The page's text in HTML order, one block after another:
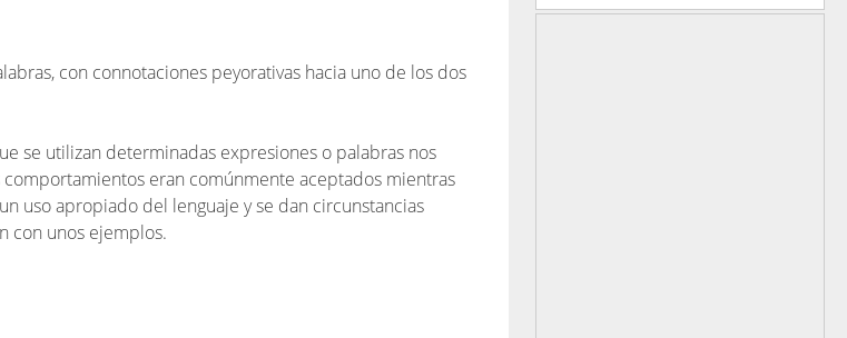
con connotaciones peyorativas hacia uno de los dos
se utilizan determinadas expresiones o palabras nos
eran comúnmente aceptados mientras
uso apropiado del lenguaje y se dan circunstancias
con unos ejemplos.